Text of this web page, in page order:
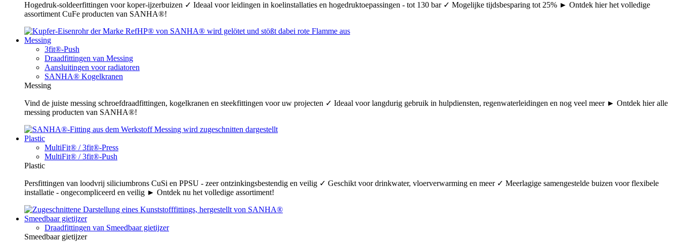
Hogedruk-soldeerfittingen voor koper-ijzerbuizen ✓ Ideaal voor leidingen in koelinstallaties en hogedruktoepassingen - tot 130 bar ✓ Mogelijke tijdsbesparing tot 25% ► Ontdek hier het volledige
assortiment CuFe producten van SANHA®!
Messing
3fit®-Push
Draadfittingen van Messing
Aansluitingen voor radiatoren
SANHA® Kogelkranen
Messing
Vind de juiste messing schroefdraadfittingen, kogelkranen en steekfittingen voor uw projecten ✓ Ideaal voor langdurig gebruik in hulpdiensten, regenwaterleidingen en nog veel meer ► Ontdek hier alle
messing producten van SANHA®!
Plastic
MultiFit® / 3fit®-Press
MultiFit® / 3fit®-Push
Plastic
Persfittingen van loodvrij siliciumbrons CuSi en PPSU - zeer ontzinkingsbestendig en veilig ✓ Geschikt voor drinkwater, vloerverwarming en meer ✓ Meerlagige samengestelde buizen voor flexibele
installatie - ongecompliceerd en veilig ► Ontdek nu het volledige assortiment!
Smeedbaar gietijzer
Draadfittingen van Smeedbaar gietijzer
Smeedbaar gietijzer